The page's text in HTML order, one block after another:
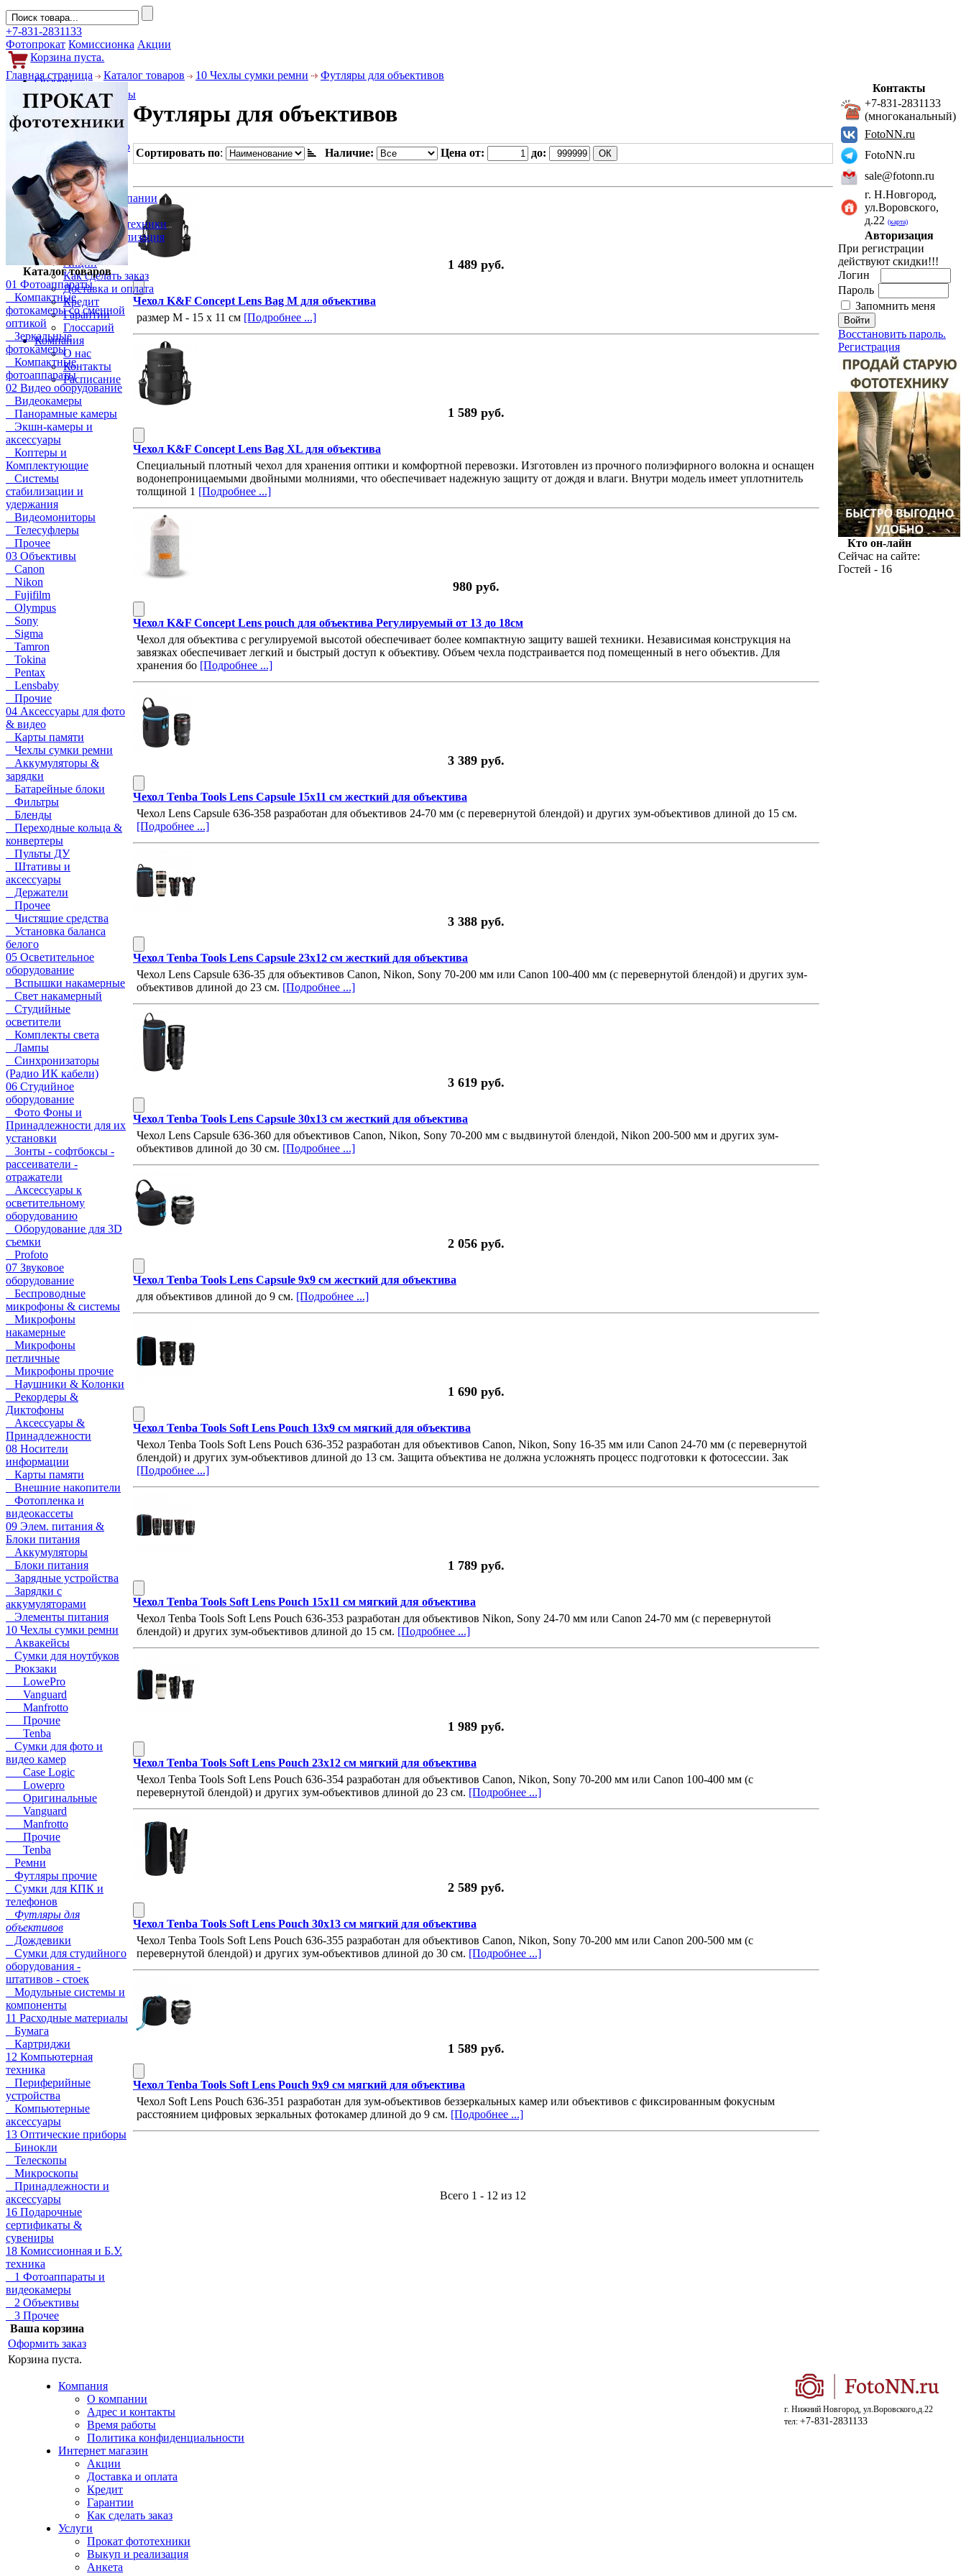
+7-831-2831133
Фотопрокат Комиссионка Акции
Корзина пуста.
Обзоры
Фотоаппараты
Объективы
Фильтры
Фото и видео
Гаджеты
Аксессуары
Слухи
Новости компании
Услуги
Прокат фототехники
Выкуп и реализация
Покупателям
Акции
Как сделать заказ
Доставка и оплата
Кредит
Гарантии
Глоссарий
Компания
О нас
Контакты
Расписание
Главная страница Каталог товаров 10 Чехлы сумки ремни Футляры для объективов
Каталог товаров
01 Фотоаппараты
Компактные
фотокамеры со сменной
оптикой
Зеркальные
фотокамеры
Компактные
фотоаппараты
02 Видео оборудование
Видеокамеры
Панорамные камеры
Экшн-камеры и
аксессуары
Коптеры и
Комплектующие
Системы
стабилизации и
удержания
Видеомониторы
Телесуфлеры
Прочее
03 Объективы
Canon
Nikon
Fujifilm
Olympus
Sony
Sigma
Tamron
Tokina
Pentax
Lensbaby
Прочие
04 Аксессуары для фото
& видео
Карты памяти
Чехлы сумки ремни
Аккумуляторы &
зарядки
Батарейные блоки
Фильтры
Бленды
Переходные кольца &
конвертеры
Пульты ДУ
Штативы и
аксессуары
Держатели
Прочее
Чистящие средства
Установка баланса
белого
05 Осветительное
оборудование
Вспышки накамерные
Свет накамерный
Студийные
осветители
Комплекты света
Лампы
Синхронизаторы
(Радио ИК кабели)
06 Студийное
оборудование
Фото Фоны и
Принадлежности для их
установки
Зонты - софтбоксы -
рассеиватели -
отражатели
Аксессуары к
осветительному
оборудованию
Оборудование для 3D
съемки
Profoto
07 Звуковое
оборудование
Беспроводные
микрофоны & системы
Микрофоны
накамерные
Микрофоны
петличные
Микрофоны прочие
Наушники & Колонки
Рекордеры &
Диктофоны
Аксессуары &
Принадлежности
08 Носители
информации
Карты памяти
Внешние накопители
Фотопленка и
видеокассеты
09 Элем. питания &
Блоки питания
Аккумуляторы
Блоки питания
Зарядные устройства
Зарядки с
аккумуляторами
Элементы питания
10 Чехлы сумки ремни
Аквакейсы
Сумки для ноутбуков
Рюкзаки
LowePro
Vanguard
Manfrotto
Прочие
Tenba
Сумки для фото и
видео камер
Case Logic
Lowepro
Оригинальные
Vanguard
Manfrotto
Прочие
Tenba
Ремни
Футляры прочие
Сумки для КПК и
телефонов
Футляры для
объективов
Дождевики
Сумки для студийного
оборудования -
штативов - стоек
Модульные системы и
компоненты
11 Расходные материалы
Бумага
Картриджи
12 Компьютерная
техника
Периферийные
устройства
Компьютерные
аксессуары
13 Оптические приборы
Бинокли
Телескопы
Микроскопы
Принадлежности и
аксессуары
16 Подарочные
сертификаты &
сувениры
18 Комиссионная и Б.У.
техника
1 Фотоаппараты и
видеокамеры
2 Объективы
3 Прочее
Ваша корзина
Оформить заказ
Корзина пуста.
Футляры для объективов
Сортировать по: Наличие: Цена от: до:
1 489 руб.
Чехол K&F Concept Lens Bag M для объектива
размер M - 15 х 11 см [Подробнее ...]
1 589 руб.
Чехол K&F Concept Lens Bag XL для объектива
Специальный плотный чехол для хранения оптики и комфортной перевозки. Изготовлен из прочного полиэфирного волокна и оснащен
водонепроницаемыми двойными молниями, что обеспечивает надежную защиту от дождя и влаги. Внутри модель имеет уплотнитель
толщиной 1 [Подробнее ...]
980 руб.
Чехол K&F Concept Lens pouch для объектива Регулируемый от 13 до 18см
Чехол для объектива с регулируемой высотой обеспечивает более компактную защиту вашей техники. Независимая конструкция на
завязках обеспечивает легкий и быстрый доступ к объективу. Объем чехла подстраивается под помещенный в него объектив. Для
хранения бо [Подробнее ...]
3 389 руб.
Чехол Tenba Tools Lens Capsule 15x11 см жесткий для объектива
Чехол Lens Capsule 636-358 разработан для объективов 24-70 мм (с перевернутой блендой) и других зум-объективов длиной до 15 см.
[Подробнее ...]
3 388 руб.
Чехол Tenba Tools Lens Capsule 23x12 см жесткий для объектива
Чехол Lens Capsule 636-35 для объективов Canon, Nikon, Sony 70-200 мм или Canon 100-400 мм (с перевернутой блендой) и других зум-
объективов длиной до 23 см. [Подробнее ...]
3 619 руб.
Чехол Tenba Tools Lens Capsule 30x13 см жесткий для объектива
Чехол Lens Capsule 636-360 для объективов Canon, Nikon, Sony 70-200 мм с выдвинутой блендой, Nikon 200-500 мм и других зум-
объективов длиной до 30 см. [Подробнее ...]
2 056 руб.
Чехол Tenba Tools Lens Capsule 9x9 см жесткий для объектива
для объективов длиной до 9 см. [Подробнее ...]
1 690 руб.
Чехол Tenba Tools Soft Lens Pouch 13x9 см мягкий для объектива
Чехол Tenba Tools Soft Lens Pouch 636-352 разработан для объективов Canon, Nikon, Sony 16-35 мм или Canon 24-70 мм (с перевернутой
блендой) и других зум-объективов длиной до 13 см. Защита объектива не должна усложнять процесс подготовки к фотосессии. Зак
[Подробнее ...]
1 789 руб.
Чехол Tenba Tools Soft Lens Pouch 15x11 см мягкий для объектива
Чехол Tenba Tools Soft Lens Pouch 636-353 разработан для объективов Nikon, Sony 24-70 мм или Canon 24-70 мм (с перевернутой
блендой) и других зум-объективов длиной до 15 см. [Подробнее ...]
1 989 руб.
Чехол Tenba Tools Soft Lens Pouch 23x12 см мягкий для объектива
Чехол Tenba Tools Soft Lens Pouch 636-354 разработан для объективов Canon, Nikon, Sony 70-200 мм или Canon 100-400 мм (с
перевернутой блендой) и других зум-объективов длиной до 23 см. [Подробнее ...]
2 589 руб.
Чехол Tenba Tools Soft Lens Pouch 30x13 см мягкий для объектива
Чехол Tenba Tools Soft Lens Pouch 636-355 разработан для объективов Canon, Nikon, Sony 70-200 мм или Canon 200-500 мм (с
перевернутой блендой) и других зум-объективов длиной до 30 см. [Подробнее ...]
1 589 руб.
Чехол Tenba Tools Soft Lens Pouch 9x9 см мягкий для объектива
Чехол Soft Lens Pouch 636-351 разработан для зум-объективов беззеркальных камер или объективов с фиксированным фокусным
расстоянием цифровых зеркальных фотокамер длиной до 9 см. [Подробнее ...]
Всего 1 - 12 из 12
Контакты
+7-831-2831133
(многоканальный)
FotoNN.ru
FotoNN.ru
sale@fotonn.ru
г. Н.Новгород,
ул.Воровского,
д.22 (карта)
Авторизация
При регистрации
действуют скидки!!!
Логин
Пароль
Запомнить меня
Восстановить пароль.
Регистрация
Кто он-лайн
Сейчас на сайте:
Гостей - 16
Компания
О компании
Адрес и контакты
Время работы
Политика конфиденциальности
Интернет магазин
Акции
Доставка и оплата
Кредит
Гарантии
Как сделать заказ
Услуги
Прокат фототехники
Выкуп и реализация
Анкета
г. Нижний Новгород, ул.Воровского,д.22
тел: +7-831-2831133